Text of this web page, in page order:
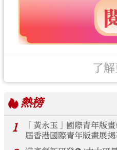
了
熱榜
1
「黃永玉」國際青年版
屆香港國際青年版畫展